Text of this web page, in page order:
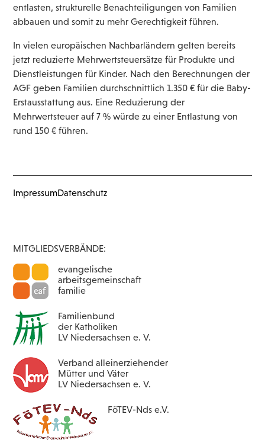
entlasten, strukturelle Benachteiligungen von Familien
abbauen und somit zu mehr Gerechtigkeit führen.
In vielen europäischen Nachbarländern gelten bereits
jetzt reduzierte Mehrwertsteuersätze für Produkte und
Dienstleistungen für Kinder. Nach den Berechnungen der
AGF geben Familien durchschnittlich 1.350 € für die Baby-
Erstausstattung aus. Eine Reduzierung der
Mehrwertsteuer auf 7 % würde zu einer Entlastung von
rund 150 € führen.
ImpressumDatenschutz
MITGLIEDSVERBÄNDE:
evangelische
arbeitsgemeinschaft
familie
Familienbund
der Katholiken
LV Niedersachsen e. V.
Verband alleinerziehender
Mütter und Väter
LV Niedersachsen e. V.
FöTEV-Nds e.V.